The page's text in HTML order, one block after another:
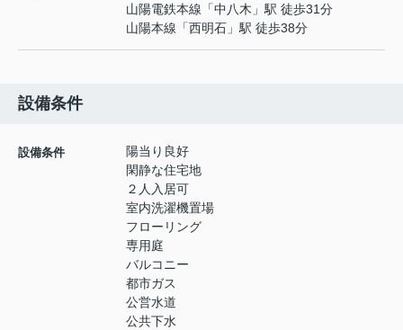
山陽電鉄本線 「中八木 」駅 徒歩31分
山陽本線 「西明石 」駅 徒歩38分
設備条件
設備条件
陽当り良好
閑静な住宅地
２人入居可
室内洗濯機置場
フローリング
専用庭
バルコニー
都市ガス
公営水道
公共下水